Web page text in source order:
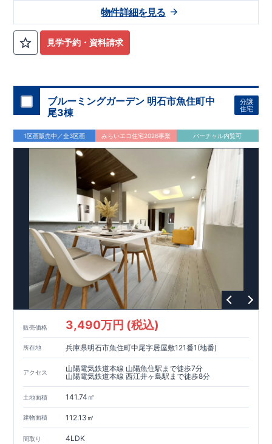
見学予約・資料請求
物件詳細を見る
ブルーミングガーデン 明石市魚住町中
尾3棟
分譲
住宅
1区画販売中／全3区画 みらいエコ住宅2026事業 バーチャル内覧可
販売価格 3,490万円 (税込)
所在地 兵庫県明石市魚住町中尾字居屋敷121番1(地番)
アクセス
山陽電気鉄道本線 山陽魚住駅まで徒歩7分
山陽電気鉄道本線 西江井ヶ島駅まで徒歩8分
土地面積 141.74㎡
建物面積 112.13㎡
間取り 4LDK